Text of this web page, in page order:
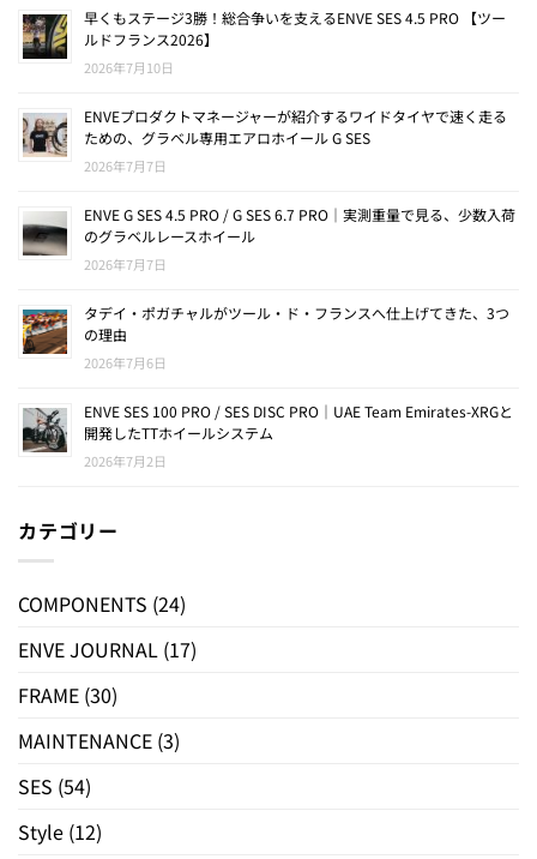
早くもステージ3勝！総合争いを支えるENVE SES 4.5 PRO 【ツー
ルドフランス2026】
2026年7月10日
ENVEプロダクトマネージャーが紹介するワイドタイヤで速く走る
ための、グラベル専用エアロホイール G SES
2026年7月7日
ENVE G SES 4.5 PRO / G SES 6.7 PRO｜実測重量で見る、少数入荷
のグラベルレースホイール
2026年7月7日
タデイ・ポガチャルがツール・ド・フランスへ仕上げてきた、3つ
の理由
2026年7月6日
ENVE SES 100 PRO / SES DISC PRO｜UAE Team Emirates-XRGと
開発したTTホイールシステム
2026年7月2日
カテゴリー
COMPONENTS (24)
ENVE JOURNAL (17)
FRAME (30)
MAINTENANCE (3)
SES (54)
Style (12)